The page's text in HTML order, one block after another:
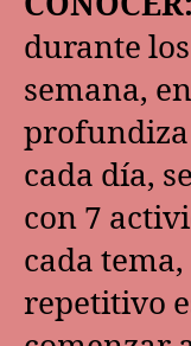
durante
semana,
profundiza
cada día,
con 7
cada tema,
repetitivo